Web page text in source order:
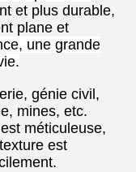
et plus durable,
plane et
une grande
génie civil,
mines, etc.
méticuleuse,
est